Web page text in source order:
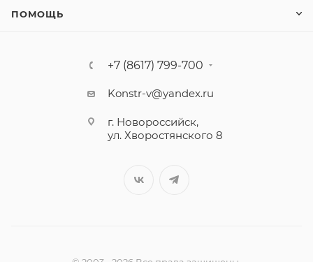
ПОМОЩЬ
+7 (8617) 799-700
Konstr-v@yandex.ru
г. Новороссийск,
ул. Хворостянского 8